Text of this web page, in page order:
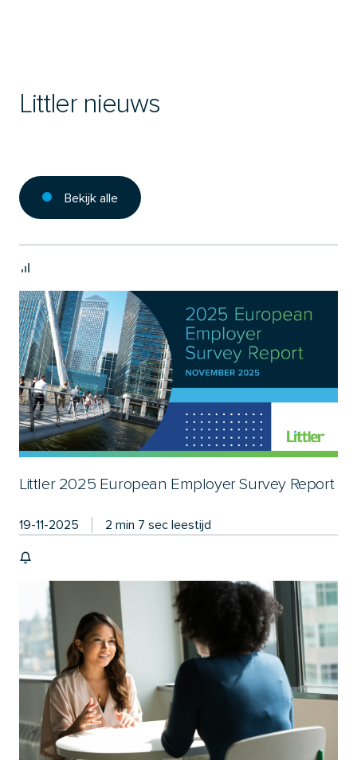
Littler nieuws
Bekijk alle
Littler 2025 European Employer Survey Report
19-11-2025 2 min 7 sec leestijd